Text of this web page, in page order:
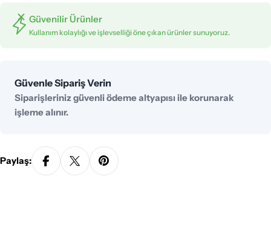
Güvenilir Ürünler
Kullanım kolaylığı ve işlevselliği öne çıkan ürünler sunuyoruz.
Güvenle Sipariş Verin
Ödeme
yöntemleri
Siparişleriniz güvenli ödeme altyapısı ile korunarak
işleme alınır.
Paylaş: